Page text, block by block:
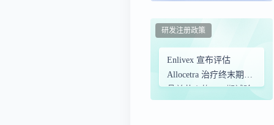
疗效
Enlivex 宣布评估
Allocetra 治疗终末期膝
骨关节炎的 I/II 期试验
研发注册政策